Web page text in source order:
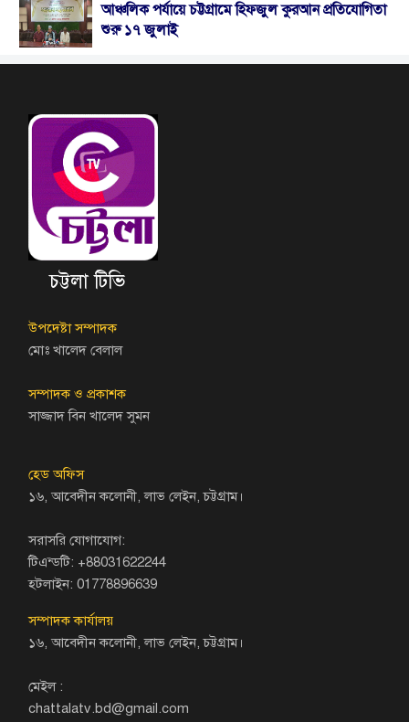
আঞ্চলিক পর্যায়ে চট্টগ্রামে হিফজুল কুরআন প্রতিযোগিতা
শুরু ১৭ জুলাই
চট্টলা টিভি
উপদেষ্টা সম্পাদক
মোঃ খালেদ বেলাল
সম্পাদক ও প্রকাশক
সাজ্জাদ বিন খালেদ সুমন
হেড অফিস
১৬, আবেদীন কলোনী, লাভ লেইন, চট্টগ্রাম।
সরাসরি যোগাযোগ:
টিএন্ডটি: +88031622244
হটলাইন: 01778896639
সম্পাদক কার্যালয়
১৬, আবেদীন কলোনী, লাভ লেইন, চট্টগ্রাম।
মেইল :
chattalatv.bd@gmail.com